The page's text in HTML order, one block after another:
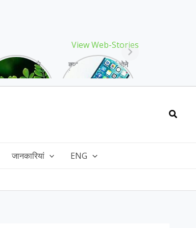
View Web-Stories
में मिलने वाले
गुणों की खान
क्या storage full होने
के बाद मोबाइल हो रहा है
जानकारियां ENG